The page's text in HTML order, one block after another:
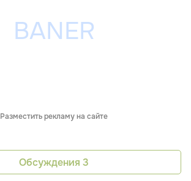
Разместить рекламу на сайте
Обсуждения 3